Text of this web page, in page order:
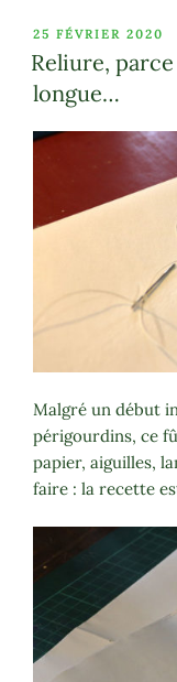
PUBLIÉ
LE
25 FÉVRIER 2020
Reliure,
longue…
Malgré un début
périgourdins, ce
papier, aiguilles,
faire : la recette